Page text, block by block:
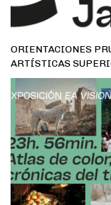
ORIENTACIONES
ARTÍSTICAS